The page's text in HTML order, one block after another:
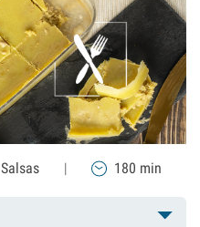
Salsas | 180 min